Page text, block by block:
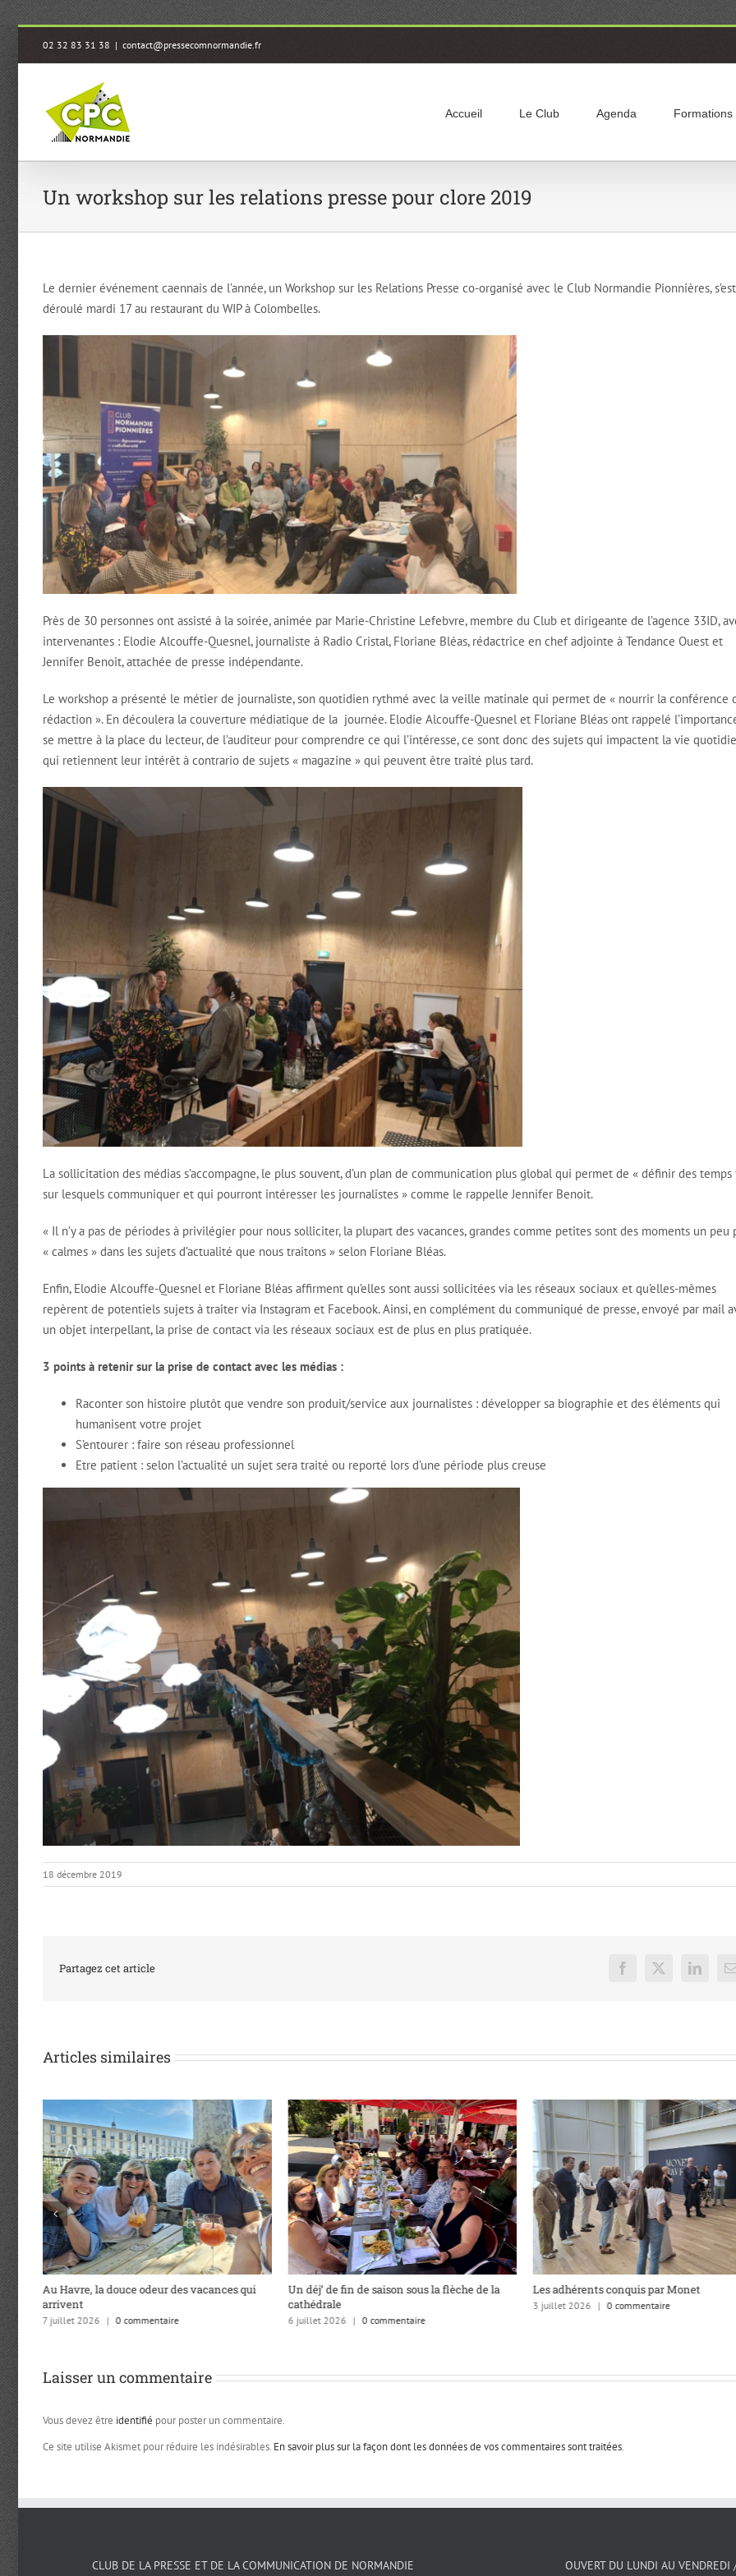
Passer
contenu
02 32 83 31 38 | contact@pressecomnormandie.fr
Accueil Le Club Agenda Formations
Un workshop sur les relations presse pour clore 2019
Le dernier événement caennais de l’année, un Workshop sur les Relations Presse co-organisé avec le Club Normandie Pionnières, s’est
déroulé mardi 17 au restaurant du WIP à Colombelles.
Près de 30 personnes ont assisté à la soirée, animée par Marie-Christine Lefebvre, membre du Club et dirigeante de l’agence 33ID,
intervenantes : Elodie Alcouffe-Quesnel, journaliste à Radio Cristal, Floriane Bléas, rédactrice en chef adjointe à Tendance Ouest et
Jennifer Benoit, attachée de presse indépendante.
Le workshop a présenté le métier de journaliste, son quotidien rythmé avec la veille matinale qui permet de « nourrir la conférence
rédaction ». En découlera la couverture médiatique de la journée. Elodie Alcouffe-Quesnel et Floriane Bléas ont rappelé
se mettre à la place du lecteur, de l’auditeur pour comprendre ce qui l’intéresse, ce sont donc des sujets qui impactent la vie
qui retiennent leur intérêt à contrario de sujets « magazine » qui peuvent être traité plus tard.
La sollicitation des médias s’accompagne, le plus souvent, d’un plan de communication plus global qui permet de « définir des
sur lesquels communiquer et qui pourront intéresser les journalistes » comme le rappelle Jennifer Benoit.
« Il n’y a pas de périodes à privilégier pour nous solliciter, la plupart des vacances, grandes comme petites sont des moments un peu
« calmes » dans les sujets d’actualité que nous traitons » selon Floriane Bléas.
Enfin, Elodie Alcouffe-Quesnel et Floriane Bléas affirment qu’elles sont aussi sollicitées via les réseaux sociaux et qu’elles-mêmes
repèrent de potentiels sujets à traiter via Instagram et Facebook. Ainsi, en complément du communiqué de presse, envoyé par mail
un objet interpellant, la prise de contact via les réseaux sociaux est de plus en plus pratiquée.
3 points à retenir sur la prise de contact avec les médias :
Raconter son histoire plutôt que vendre son produit/service aux journalistes : développer sa biographie et des éléments qui
humanisent votre projet
S’entourer : faire son réseau professionnel
Etre patient : selon l’actualité un sujet sera traité ou reporté lors d’une période plus creuse
18 décembre 2019
Partagez cet article Facebook
X
Articles similaires
Au Havre, la douce odeur des vacances qui
arrivent
7 juillet 2026 | 0 commentaire
Un déj’ de fin de saison sous la flèche de la
cathédrale
6 juillet 2026 | 0 commentaire
Les adhérents conquis par Monet
3 juillet 2026 | 0 commentaire
Laisser un commentaire
Vous devez être identifié pour poster un commentaire.
Ce site utilise Akismet pour réduire les indésirables. En savoir plus sur la façon dont les données de vos commentaires sont traitées.
CLUB DE LA PRESSE ET DE LA COMMUNICATION DE NORMANDIE OUVERT DU LUNDI AU